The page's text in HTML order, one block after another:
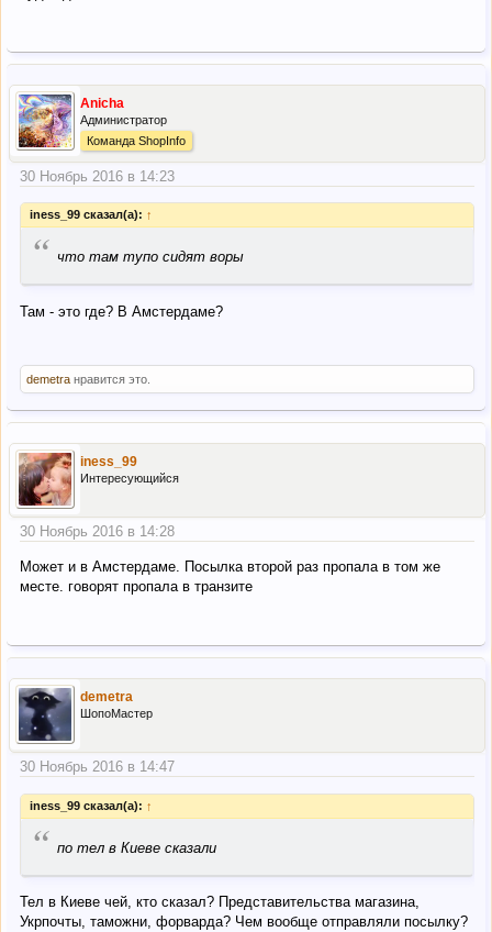
Anicha
Администратор
Команда ShopInfo
30 Ноябрь 2016 в 14:23
iness_99 сказал(а): ↑
“ что там тупо сидят воры
Там - это где? В Амстердаме?
demetra нравится это.
iness_99
Интересующийся
30 Ноябрь 2016 в 14:28
Может и в Амстердаме. Посылка второй раз пропала в том же
месте. говорят пропала в транзите
demetra
ШопоМастер
30 Ноябрь 2016 в 14:47
iness_99 сказал(а): ↑
“ по тел в Киеве сказали
Тел в Киеве чей, кто сказал? Представительства магазина,
Укрпочты, таможни, форварда? Чем вообще отправляли посылку?